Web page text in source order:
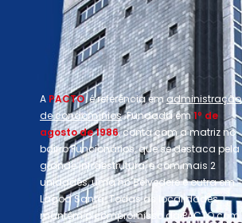
A PACTOé referência emadministração
de condomínios. Fundada em1º de
agosto de 1986, conta com a matriz no
bairro Funcionários, que se destaca pela
grande infraestrutura, e com mais 2
unidades, uma no Belvedere e outra em
Lagoa Santa. Todas as localidades
mantêm o compromisso da PACTO com